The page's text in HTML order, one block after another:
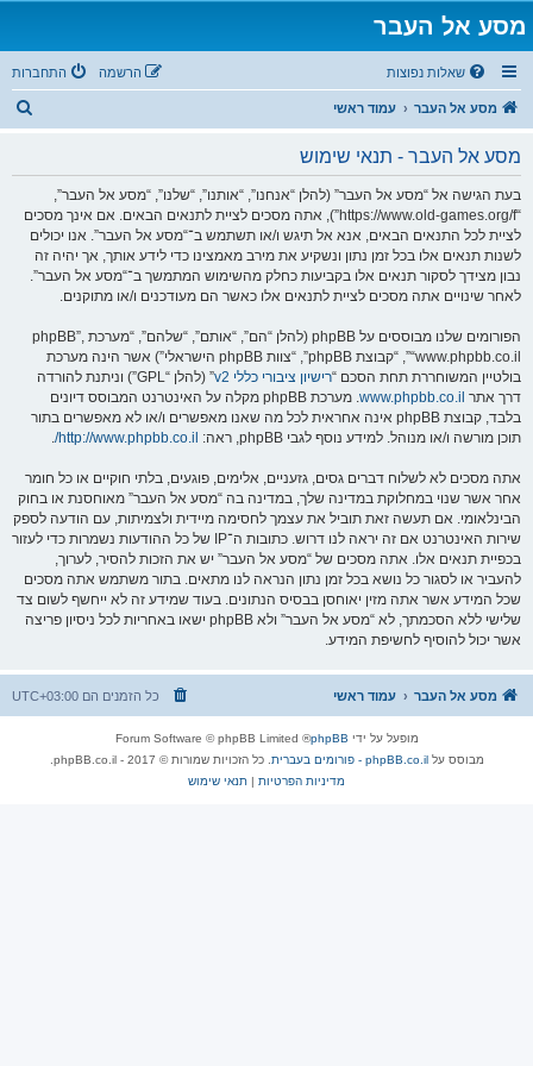
מסע אל העבר
שאלות נפוצות התחברות הרשמה
מסע אל העבר עמוד ראשי
מסע אל העבר - תנאי שימוש
בעת הגישה אל “מסע אל העבר” (להלן “אנחנו”, “אותנו”, “שלנו”, “מסע אל העבר”,
“https://www.old-games.org/f”), אתה מסכים לציית לתנאים הבאים. אם אינך מסכים
לציית לכל התנאים הבאים, אנא אל תיגש ו/או תשתמש ב־“מסע אל העבר”. אנו יכולים
לשנות תנאים אלו בכל זמן נתון ונשקיע את מירב מאמצינו כדי לידע אותך, אך יהיה זה
נבון מצידך לסקור תנאים אלו בקביעות כחלק מהשימוש המתמשך ב־“מסע אל העבר”.
לאחר שינויים אתה מסכים לציית לתנאים אלו כאשר הם מעודכנים ו/או מתוקנים.
הפורומים שלנו מבוססים על phpBB (להלן “הם”, “אותם”, “שלהם”, “מערכת phpBB”,
“www.phpbb.co.il”, “קבוצת phpBB”, “צוות phpBB הישראלי”) אשר הינה מערכת
בולטיין המשוחררת תחת הסכם “רישיון ציבורי כללי v2
” (להלן “GPL”) וניתנת להורדה
דרך אתר www.phpbb.co.il
. מערכת phpBB מקלה על האינטרנט המבוסס דיונים
בלבד, קבוצת phpBB אינה אחראית לכל מה שאנו מאפשרים ו/או לא מאפשרים בתור
תוכן מורשה ו/או מנוהל. למידע נוסף לגבי phpBB, ראה:
http://www.phpbb.co.il/
.
אתה מסכים לא לשלוח דברים גסים, גזעניים, אלימים, פוגעים, בלתי חוקיים או כל חומר
אחר אשר שנוי במחלוקת במדינה שלך, במדינה בה “מסע אל העבר” מאוחסנת או בחוק
הבינלאומי. אם תעשה זאת תוביל את עצמך לחסימה מיידית ולצמיתות, עם הודעה לספק
שירות האינטרנט אם זה יראה לנו דרוש. כתובות ה־IP של כל ההודעות נשמרות כדי לעזור
בכפיית תנאים אלו. אתה מסכים של “מסע אל העבר” יש את הזכות להסיר, לערוך,
להעביר או לסגור כל נושא בכל זמן נתון הנראה לנו מתאים. בתור משתמש אתה מסכים
שכל המידע אשר אתה מזין יאוחסן בבסיס הנתונים. בעוד שמידע זה לא ייחשף לשום צד
שלישי ללא הסכמתך, לא “מסע אל העבר” ולא phpBB ישאו באחריות לכל ניסיון פריצה
אשר יכול להוסיף לחשיפת המידע.
מסע אל העבר עמוד ראשי כל הזמנים הם UTC+03:00
מופעל על ידי phpBB
® Forum Software © phpBB Limited
מבוסס עלphpBB.co.il - פורומים בעברית
. כל הזכויות שמורות © 2017 - phpBB.co.il.
מדיניות הפרטיות | תנאי שימוש